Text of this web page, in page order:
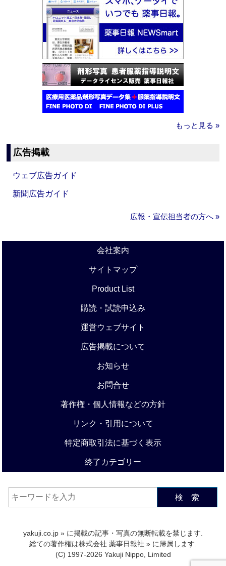
もっと見る »
広告掲載
ウェブ広告ガイド
新聞広告ガイド
広報・宣伝担当者の方へ »
会社案内
サイトマップ
Product List
購読・試読申込み
運営ウェブサイト
広告掲載について
お知らせ
お問合せ
著作権・個人情報などの方針
リンク・引用について
特定商取引法に基づく表示
終了カテゴリー
検 索
yakuji.co.jp » に掲載の記事・写真の無断転載を禁じます.
総ての著作権は株式会社 薬事日報社 » に帰属します.
(C) 1997-2026 Yakuji Nippo, Limited